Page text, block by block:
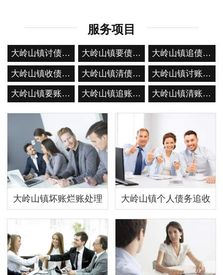
服务项目
大岭山镇讨债公司 大岭山镇要债公司 大岭山镇追债公司
大岭山镇收债公司 大岭山镇清债公司 大岭山镇讨账公司
大岭山镇要账公司 大岭山镇追账公司 大岭山镇清账公司
大岭山镇坏账烂账处理 大岭山镇个人债务追收